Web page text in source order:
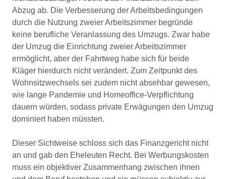
Abzug ab. Die Verbesserung der Arbeitsbedingungen
durch die Nutzung zweier Arbeitszimmer begründe
keine berufliche Veranlassung des Umzugs. Zwar habe
der Umzug die Einrichtung zweier Arbeitszimmer
ermöglicht, aber der Fahrtweg habe sich für beide
Kläger hierdurch nicht verändert. Zum Zeitpunkt des
Wohnsitzwechsels sei zudem nicht absehbar gewesen,
wie lange Pandemie und Homeoffice-Verpflichtung
dauern würden, sodass private Erwägungen den Umzug
dominiert haben müssten.
Dieser Sichtweise schloss sich das Finanzgericht nicht
an und gab den Eheleuten Recht. Bei Werbungskosten
muss ein objektiver Zusammenhang zwischen ihnen